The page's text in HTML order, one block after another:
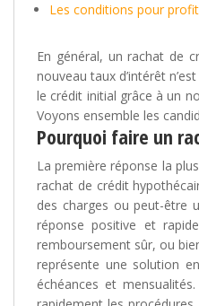
Les conditions pour
En général, un rachat de
nouveau taux d’intérêt
le crédit initial grâce à un
Voyons ensemble les
Pourquoi faire un
La première réponse la
rachat de crédit
des charges ou peut-être
réponse positive et
remboursement sûr, ou
représente une solution
échéances et